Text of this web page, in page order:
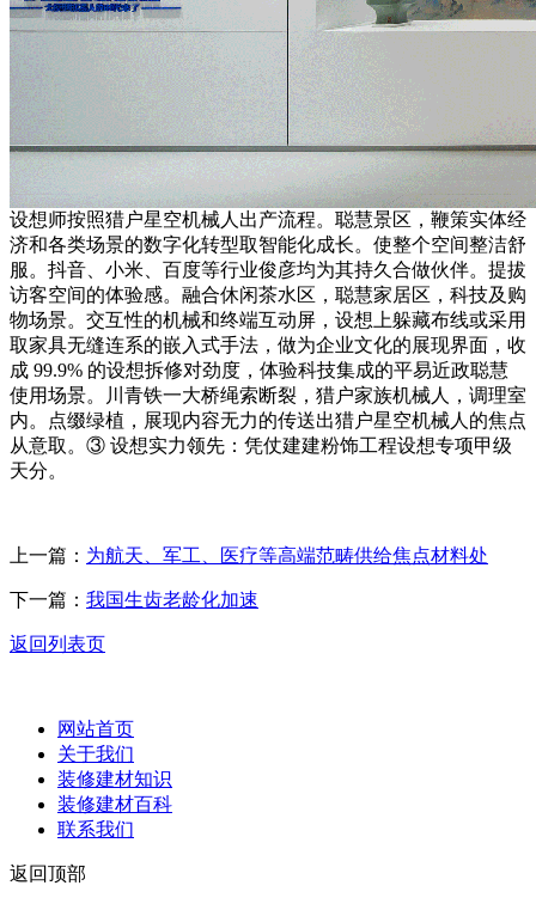
设想师按照猎户星空机械人出产流程。聪慧景区，鞭策实体经
济和各类场景的数字化转型取智能化成长。使整个空间整洁舒
服。抖音、小米、百度等行业俊彦均为其持久合做伙伴。提拔
访客空间的体验感。融合休闲茶水区，聪慧家居区，科技及购
物场景。交互性的机械和终端互动屏，设想上躲藏布线或采用
取家具无缝连系的嵌入式手法，做为企业文化的展现界面，收
成 99.9% 的设想拆修对劲度，体验科技集成的平易近政聪慧
使用场景。川青铁一大桥绳索断裂，猎户家族机械人，调理室
内。点缀绿植，展现内容无力的传送出猎户星空机械人的焦点
从意取。③ 设想实力领先：凭仗建建粉饰工程设想专项甲级
天分。
上一篇： 为航天、军工、医疗等高端范畴供给焦点材料处
下一篇： 我国生齿老龄化加速
返回列表页
网站首页
关于我们
装修建材知识
装修建材百科
联系我们
返回顶部